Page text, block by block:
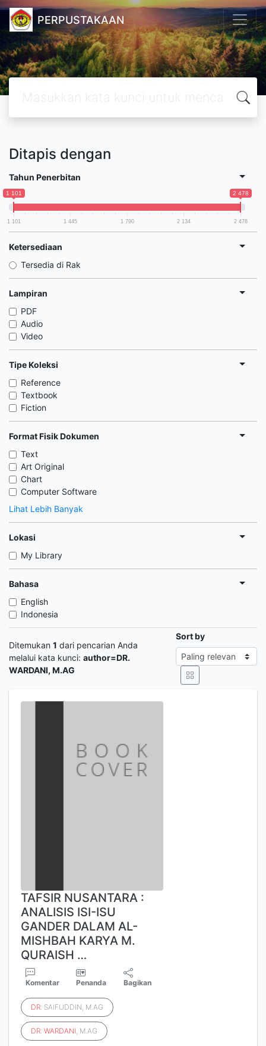
PERPUSTAKAAN
Ditapis dengan
Tahun Penerbitan
1 101 2 478
1 101 1 445 1 790 2 134 2 478
Ketersediaan
Tersedia di Rak
Lampiran
PDF
Audio
Video
Tipe Koleksi
Reference
Textbook
Fiction
Format Fisik Dokumen
Text
Art Original
Chart
Computer Software
Lihat Lebih Banyak
Lokasi
My Library
Bahasa
English
Indonesia
Ditemukan 1 dari pencarian Anda
melalui kata kunci: author=DR.
WARDANI, M.AG
Sort by
TAFSIR NUSANTARA :
ANALISIS ISI-ISU
GANDER DALAM AL-
MISHBAH KARYA M.
QURAISH …
Komentar Penanda Bagikan
DR. SAIFUDDIN, M.AG
DR. WARDANI, M.AG